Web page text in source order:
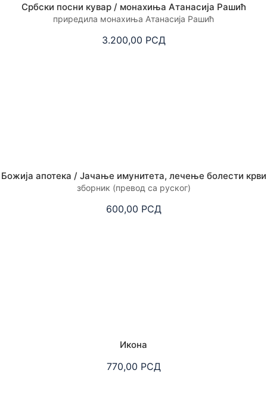
Србски посни кувар / монахиња Атанасија Рашић
приредила монахиња Атанасија Рашић
3.200,00 РСД
Божија апотека / Јачање имунитета, лечење болести крви
зборник (превод са руског)
600,00 РСД
Икона
770,00 РСД